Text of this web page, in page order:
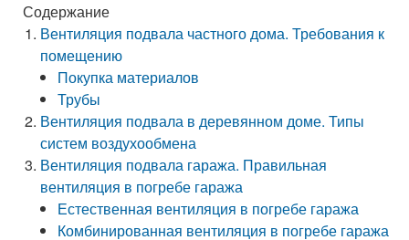
Содержание
Вентиляция подвала частного дома. Требования к
помещению
Покупка материалов
Трубы
Вентиляция подвала в деревянном доме. Типы
систем воздухообмена
Вентиляция подвала гаража. Правильная
вентиляция в погребе гаража
Естественная вентиляция в погребе гаража
Комбинированная вентиляция в погребе гаража